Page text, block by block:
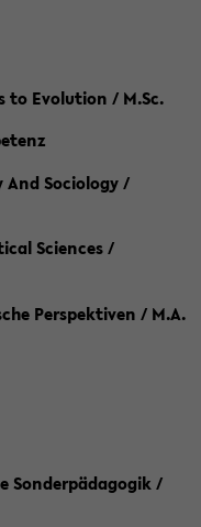
to Evolution / M.Sc.
And Sociology /
Sciences /
Perspektiven / M.A.
Sonderpädagogik /